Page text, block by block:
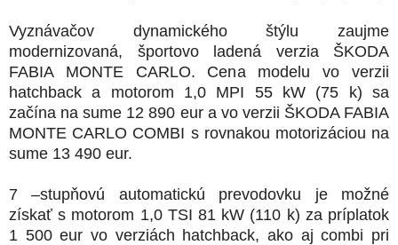
Vyznávačov dynamického štýlu zaujme
modernizovaná, športovo ladená verzia ŠKODA
FABIA MONTE CARLO. Cena modelu vo verzii
hatchback a motorom 1,0 MPI 55 kW (75 k) sa
začína na sume 12 890 eur a vo verzii ŠKODA FABIA
MONTE CARLO COMBI s rovnakou motorizáciou na
sume 13 490 eur.
7 –stupňovú automatickú prevodovku je možné
získať s motorom 1,0 TSI 81 kW (110 k) za príplatok
1 500 eur vo verziách hatchback, ako aj combi pri